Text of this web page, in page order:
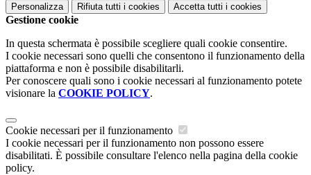
Personalizza Rifiuta tutti i cookies Accetta tutti i cookies
Gestione cookie
In questa schermata è possibile scegliere quali cookie consentire.
I cookie necessari sono quelli che consentono il funzionamento della
piattaforma e non è possibile disabilitarli.
Per conoscere quali sono i cookie necessari al funzionamento potete
visionare la COOKIE POLICY.
Cookie necessari per il funzionamento
I cookie necessari per il funzionamento non possono essere
disabilitati. È possibile consultare l'elenco nella pagina della cookie
policy.